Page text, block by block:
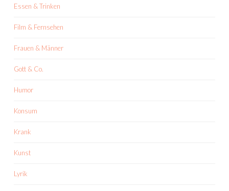
Essen & Trinken
Film & Fernsehen
Frauen & Männer
Gott & Co.
Humor
Konsum
Krank
Kunst
Lyrik